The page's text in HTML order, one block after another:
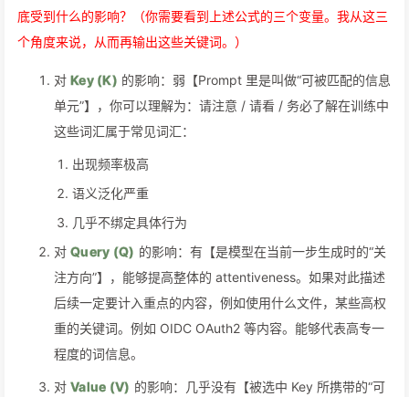
底受到什么的影响？（你需要看到上述公式的三个变量。我从这三
个角度来说，从而再输出这些关键词。）
对 Key (K) 的影响：弱【Prompt 里是叫做“可被匹配的信息
单元”】，你可以理解为：请注意 / 请看 / 务必了解在训练中
这些词汇属于常见词汇：
出现频率极高
语义泛化严重
几乎不绑定具体行为
对 Query (Q) 的影响：有【是模型在当前一步生成时的“关
注方向”】，能够提高整体的 attentiveness。如果对此描述
后续一定要计入重点的内容，例如使用什么文件，某些高权
重的关键词。例如 OIDC OAuth2 等内容。能够代表高专一
程度的词信息。
对 Value (V) 的影响：几乎没有【被选中 Key 所携带的“可